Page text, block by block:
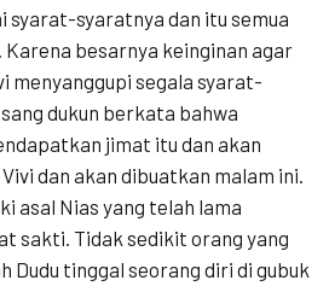
syarat-syaratnya dan itu semua
besarnya keinginan agar
menyanggupi segala syarat-
dukun berkata bahwa
jimat itu dan akan
dan akan dibuatkan malam ini.
asal Nias yang telah lama
sakti. Tidak sedikit orang yang
Dudu tinggal seorang diri di gubuk